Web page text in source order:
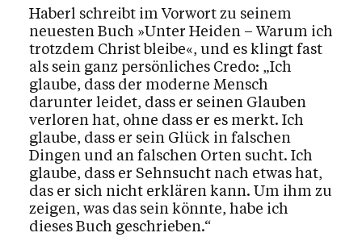
Haberl schreibt im Vorwort zu seinem
neuesten Buch »Unter Heiden – Warum ich
trotzdem Christ bleibe«, und es klingt fast
als sein ganz persönliches Credo: „Ich
glaube, dass der moderne Mensch
darunter leidet, dass er seinen Glauben
verloren hat, ohne dass er es merkt. Ich
glaube, dass er sein Glück in falschen
Dingen und an falschen Orten sucht. Ich
glaube, dass er Sehnsucht nach etwas hat,
das er sich nicht erklären kann. Um ihm zu
zeigen, was das sein könnte, habe ich
dieses Buch geschrieben.“